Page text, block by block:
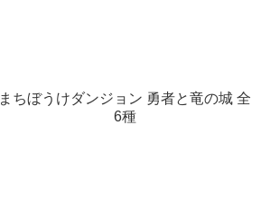
まちぼうけダンジョン 勇者と竜の城 全
6種